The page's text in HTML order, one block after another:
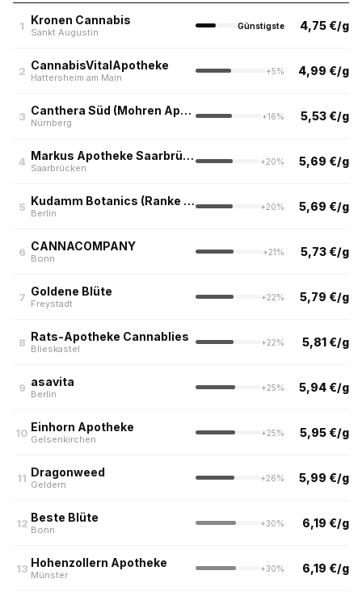
1 Kronen Cannabis
Sankt Augustin
Günstigste 4,75 €/g
2 CannabisVitalApotheke
Hattersheim am Main
+5% 4,99 €/g
3 Canthera Süd (Mohren Apotheke, Nürnberg)
Nürnberg
+16% 5,53 €/g
4 Markus Apotheke Saarbrücken
Saarbrücken
+20% 5,69 €/g
5 Kudamm Botanics (Ranke Apotheke Berlin)
Berlin
+20% 5,69 €/g
6 CANNACOMPANY
Bonn
+21% 5,73 €/g
7 Goldene Blüte
Freystadt
+22% 5,79 €/g
8 Rats-Apotheke Cannablies
Blieskastel
+22% 5,81 €/g
9 asavita
Berlin
+25% 5,94 €/g
10 Einhorn Apotheke
Gelsenkirchen
+25% 5,95 €/g
11 Dragonweed
Geldern
+26% 5,99 €/g
12 Beste Blüte
Bonn
+30% 6,19 €/g
13 Hohenzollern Apotheke
Münster
+30% 6,19 €/g